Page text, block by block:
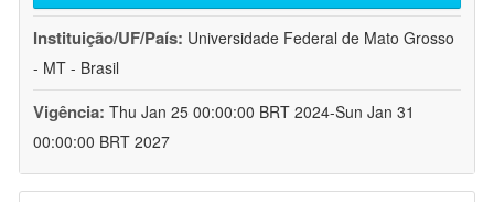
Instituição/UF/País: Universidade Federal de Mato Grosso
- MT - Brasil
Vigência: Thu Jan 25 00:00:00 BRT 2024-Sun Jan 31
00:00:00 BRT 2027